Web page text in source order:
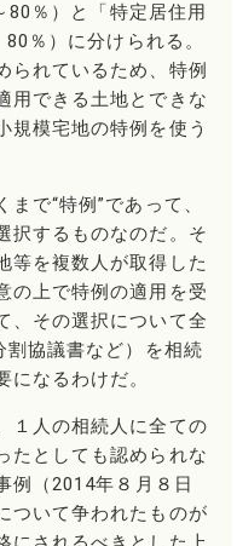
80％）と「特定居住用
％）に分けられる。
られているため、特例
用できる土地とできな
規模宅地の特例を使う
で“特例”であって、
択するものなのだ。そ
等を複数人が取得した
の上で特例の適用を受
、その選択について全
割協議書など）を相続
なるわけだ。
１人の相続人に全ての
たとしても認められな
例（2014年８月８日
ついて争われたものが